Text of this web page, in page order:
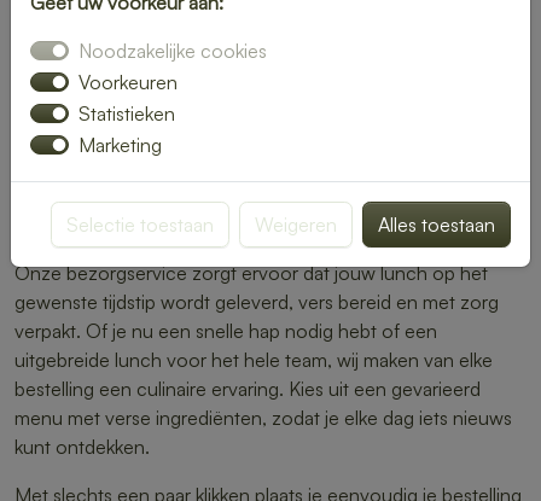
maken? Laat je lunch bezorgen in Marken en geniet van
verse, smaakvolle gerechten zonder gedoe. Of je nu op
kantoor bent, thuiswerkt of gewoon zin hebt in een
ontspannen middagpauze, een bezorgde lunch is altijd een
warme maaltijden – er is altijd iets dat perfect aansluit bij
jouw smaak.
Onze bezorgservice zorgt ervoor dat jouw lunch op het
gewenste tijdstip wordt geleverd, vers bereid en met zorg
verpakt. Of je nu een snelle hap nodig hebt of een
uitgebreide lunch voor het hele team, wij maken van elke
bestelling een culinaire ervaring. Kies uit een gevarieerd
menu met verse ingrediënten, zodat je elke dag iets nieuws
kunt ontdekken.
Met slechts een paar klikken plaats je eenvoudig je bestelling
Noodzakelijke cookies
Voorkeuren
Statistieken
Marketing
Selectie toestaan Weigeren Alles toestaan